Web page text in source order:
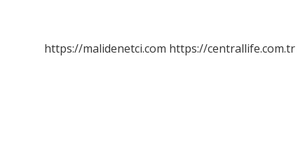
https://malidenetci.com https://centrallife.com.tr